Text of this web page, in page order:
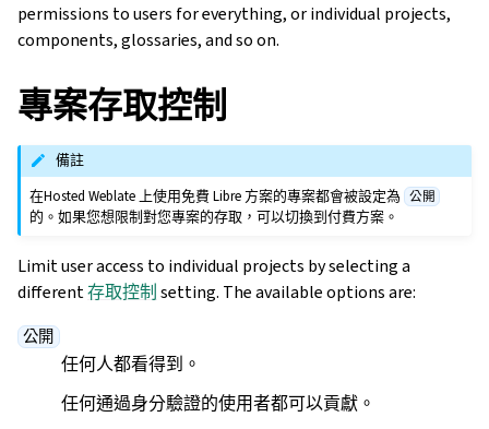
permissions to users for everything, or individual projects,
components, glossaries, and so on.
專案存取控制
備註
在Hosted Weblate 上使用免費 Libre 方案的專案都會被設定為 公開
的。如果您想限制對您專案的存取，可以切換到付費方案。
Limit user access to individual projects by selecting a
different存取控制setting. The available options are:
公開
任何人都看得到。
任何通過身分驗證的使用者都可以貢獻。